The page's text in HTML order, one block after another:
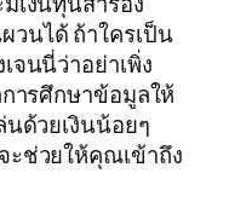
นได้ ถ้าใครเป็น
จนนี่ว่าอย่าเพิ่ง
การศึกษาข้อมูลให้
นด้วยเงินน้อยๆ
ะช่วยให้คุณเข้าถึง